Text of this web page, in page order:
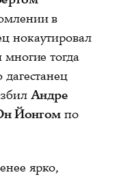
в
нокаутировал
тогда
Андре
Йонгомпо
ярко,